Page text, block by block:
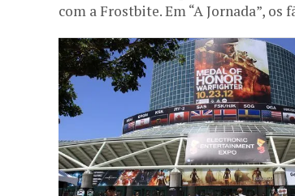
com a Frostbite. Em “A Jornada”, os